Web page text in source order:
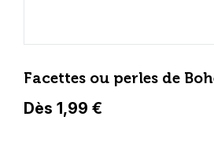
Facettes ou perles de
Dès 1,99 €